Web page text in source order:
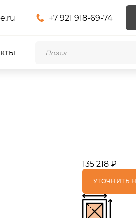
+7 921 918-69-74
135 218 ₽
УТОЧНИТЬ